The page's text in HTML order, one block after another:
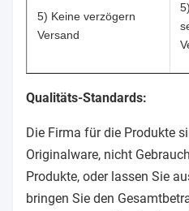
5) Keine verzögern
Versand
Qualitäts-Standards:
Die Firma für die Produkte
Originalware, nicht
Produkte, oder lassen Sie
bringen Sie den